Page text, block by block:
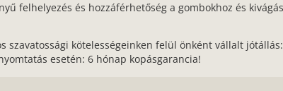
felhelyezés és hozzáférhetőség a gombokhoz és
szavatossági kötelességeinken felül önként vállalt jótállás:
esetén: 6 hónap kopásgarancia!